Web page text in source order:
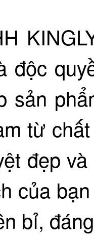
độc
sản
từ
đẹp
của
bỉ,